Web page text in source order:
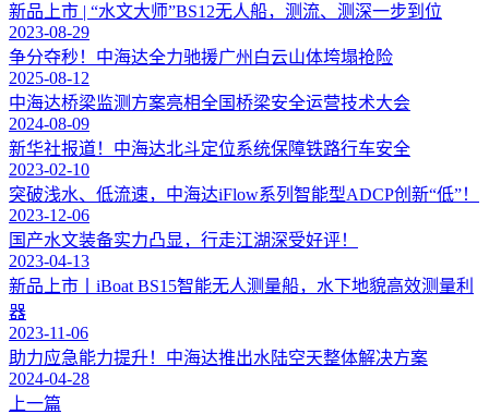
新品上市 | “水文大师”BS12无人船，测流、测深一步到位
2023-08-29
争分夺秒！中海达全力驰援广州白云山体垮塌抢险
2025-08-12
中海达桥梁监测方案亮相全国桥梁安全运营技术大会
2024-08-09
新华社报道！中海达北斗定位系统保障铁路行车安全
2023-02-10
突破浅水、低流速，中海达iFlow系列智能型ADCP创新“低”！
2023-12-06
国产水文装备实力凸显，行走江湖深受好评！
2023-04-13
新品上市丨iBoat BS15智能无人测量船，水下地貌高效测量利
器
2023-11-06
助力应急能力提升！中海达推出水陆空天整体解决方案
2024-04-28
上一篇